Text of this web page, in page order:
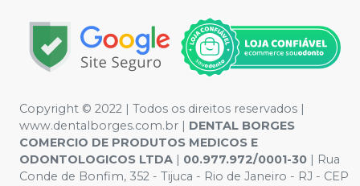
Copyright © 2022 | Todos os direitos reservados |
www.dentalborges.com.br | DENTAL BORGES
COMERCIO DE PRODUTOS MEDICOS E
ODONTOLOGICOS LTDA | 00.977.972/0001-30 | Rua
Conde de Bonfim, 352 - Tijuca - Rio de Janeiro - RJ - CEP